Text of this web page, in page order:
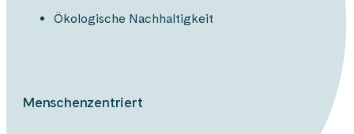
Ökologische Nachhaltigkeit
Menschenzentriert